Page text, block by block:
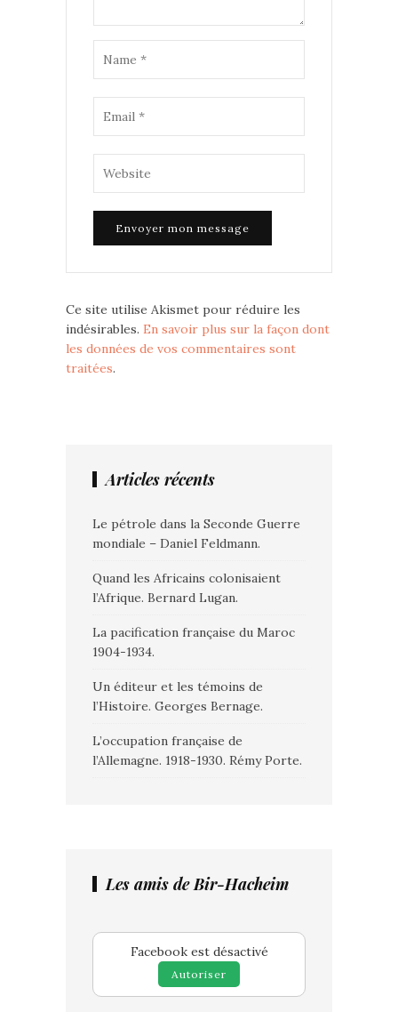
Ce site utilise Akismet pour réduire les
indésirables. En savoir plus sur la façon dont
les données de vos commentaires sont
traitées.
Articles récents
Le pétrole dans la Seconde Guerre
mondiale – Daniel Feldmann.
Quand les Africains colonisaient
l’Afrique. Bernard Lugan.
La pacification française du Maroc
1904-1934.
Un éditeur et les témoins de
l’Histoire. Georges Bernage.
L’occupation française de
l’Allemagne. 1918-1930. Rémy Porte.
Les amis de Bir-Hacheim
Facebook est désactivé
Autoriser